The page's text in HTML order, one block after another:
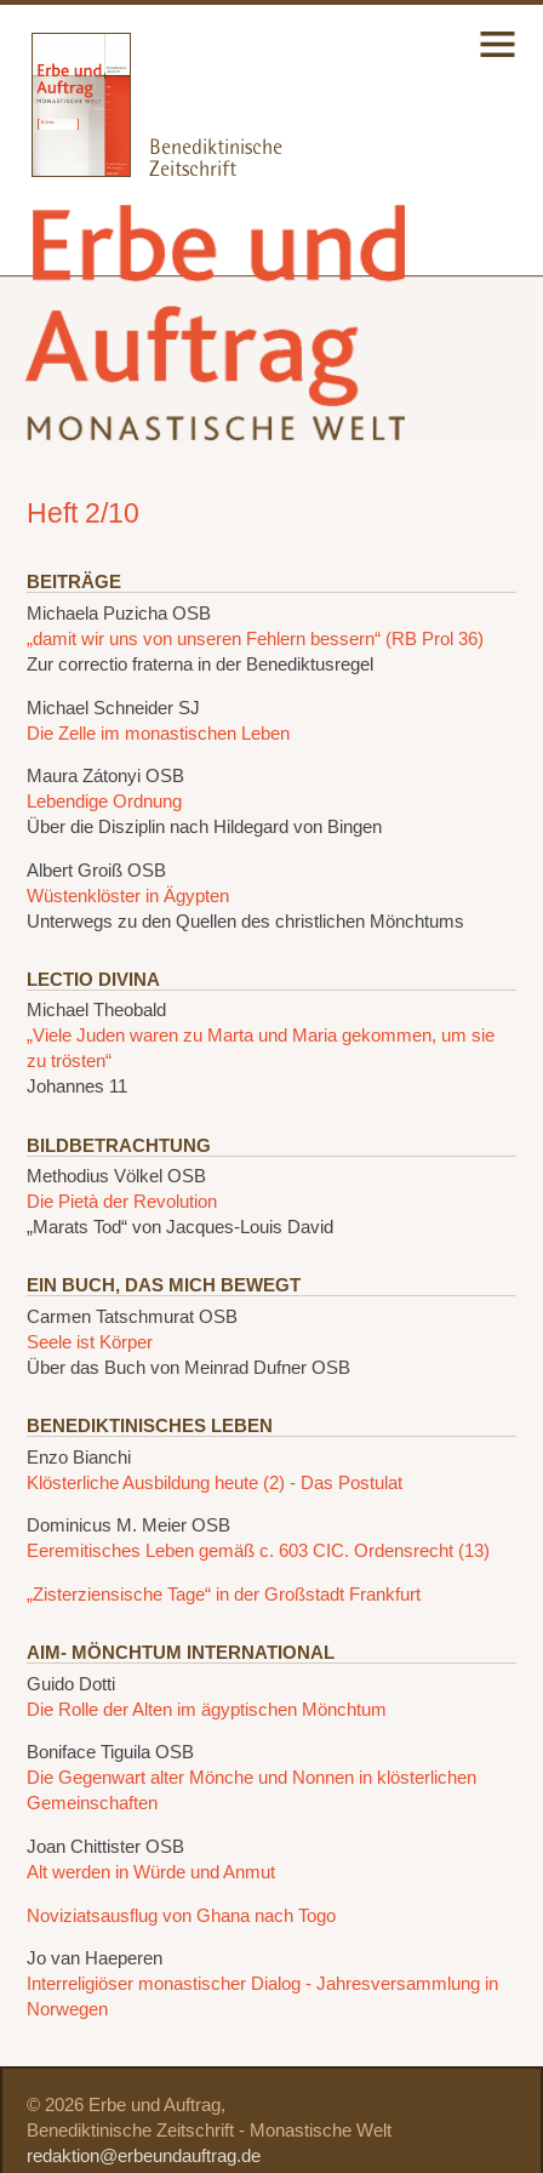
Heft 2/10
BEITRÄGE
Michaela Puzicha OSB
„damit wir uns von unseren Fehlern bessern“ (RB Prol 36)
Zur correctio fraterna in der Benediktusregel
Michael Schneider SJ
Die Zelle im monastischen Leben
Maura Zátonyi OSB
Lebendige Ordnung
Über die Disziplin nach Hildegard von Bingen
Albert Groiß OSB
Wüstenklöster in Ägypten
Unterwegs zu den Quellen des christlichen Mönchtums
LECTIO DIVINA
Michael Theobald
„Viele Juden waren zu Marta und Maria gekommen, um sie
zu trösten“
Johannes 11
BILDBETRACHTUNG
Methodius Völkel OSB
Die Pietà der Revolution
„Marats Tod“ von Jacques-Louis David
EIN BUCH, DAS MICH BEWEGT
Carmen Tatschmurat OSB
Seele ist Körper
Über das Buch von Meinrad Dufner OSB
BENEDIKTINISCHES LEBEN
Enzo Bianchi
Klösterliche Ausbildung heute (2) - Das Postulat
Dominicus M. Meier OSB
Eeremitisches Leben gemäß c. 603 CIC. Ordensrecht (13)
„Zisterziensische Tage“ in der Großstadt Frankfurt
AIM- MÖNCHTUM INTERNATIONAL
Guido Dotti
Die Rolle der Alten im ägyptischen Mönchtum
Boniface Tiguila OSB
Die Gegenwart alter Mönche und Nonnen in klösterlichen
Gemeinschaften
Joan Chittister OSB
Alt werden in Würde und Anmut
Noviziatsausflug von Ghana nach Togo
Jo van Haeperen
Interreligiöser monastischer Dialog - Jahresversammlung in
Norwegen
© 2026 Erbe und Auftrag,
Benediktinische Zeitschrift - Monastische Welt
redaktion@erbeundauftrag.de